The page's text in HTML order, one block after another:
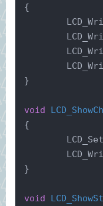
{
}
void
{
}
void